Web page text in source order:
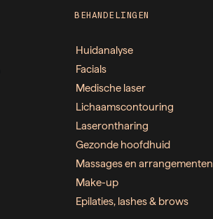
BEHANDELINGEN
Huidanalyse
Facials
Medische laser
Lichaamscontouring
Laserontharing
Gezonde hoofdhuid
Massages en arrangementen
Make-up
Epilaties, lashes & brows